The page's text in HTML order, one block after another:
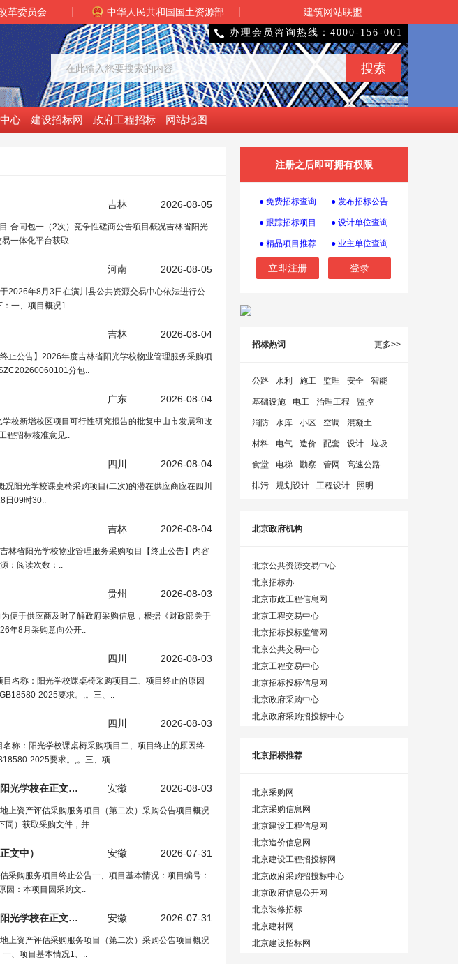
革委员会 中华人民共和国国土资源部 建筑网站联盟
 办理会员咨询热线：4000-156-001
心 建设招标网 政府工程招标 网站地图
吉林 2026-08-05
-合同包一（2次）竞争性磋商公告项目概况吉林省阳光
一体化平台获取..
河南 2026-08-05
2026年8月3日在潢川县公共资源交易中心依法进行公
一、项目概况1...
吉林 2026-08-04
止公告】2026年度吉林省阳光学校物业管理服务采购项
分包..
广东 2026-08-04
校新增校区项目可行性研究报告的批复中山市发展和改
程招标核准意见..
四川 2026-08-04
阳光学校课桌椅采购项目(二次)的潜在供应商应在四川
日09时30..
吉林 2026-08-04
林省阳光学校物业管理服务采购项目【终止公告】内容
：阅读次数：..
贵州 2026-08-03
便于供应商及时了解政府采购信息，根据《财政部关于
年8月采购意向公开..
四川 2026-08-03
名称：阳光学校课桌椅采购项目二、项目终止的原因
2025要求。;。三、..
四川 2026-08-03
称：阳光学校课桌椅采购项目二、项目终止的原因终
2025要求。;。三、项..
阳光学校在正文中） 安徽 2026-08-03
上资产评估采购服务项目（第二次）采购公告项目概况
同）获取采购文件，并..
文中） 安徽 2026-07-31
购服务项目终止公告一、项目基本情况：项目编号：
因：本项目因采购文..
阳光学校在正文中） 安徽 2026-07-31
上资产评估采购服务项目（第二次）采购公告项目概况
、项目基本情况1、..
注册之后即可拥有权限
● 免费招标查询 ● 发布招标公告
● 跟踪招标项目 ● 设计单位查询
● 精品项目推荐 ● 业主单位查询
立即注册 登录
招标热词 更多>>
公路 水利 施工 监理 安全 智能
基础设施 电工 治理工程 监控
消防 水库 小区 空调 混凝土
材料 电气 造价 配套 设计 垃圾
食堂 电梯 勘察 管网 高速公路
排污 规划设计 工程设计 照明
北京政府机构
北京公共资源交易中心
北京招标办
北京市政工程信息网
北京工程交易中心
北京招标投标监管网
北京公共交易中心
北京工程交易中心
北京招标投标信息网
北京政府采购中心
北京政府采购招投标中心
北京招标推荐
北京采购网
北京采购信息网
北京建设工程信息网
北京造价信息网
北京建设工程招投标网
北京政府采购招投标中心
北京政府信息公开网
北京装修招标
北京建材网
北京建设招标网